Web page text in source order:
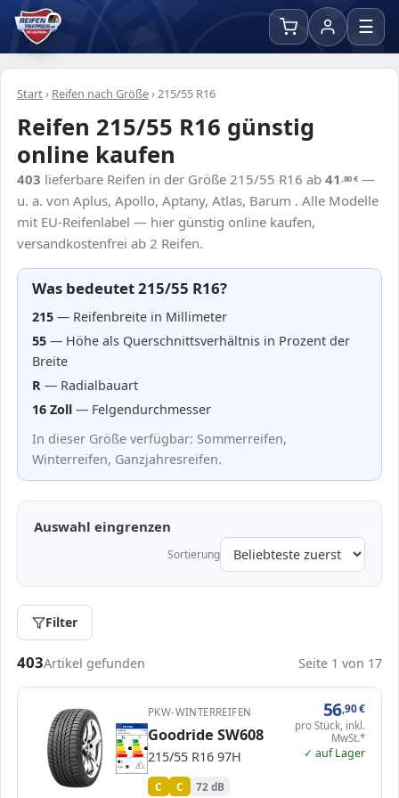
☰
Start› Reifen nach Größe›215/55 R16
Reifen 215/55 R16 günstig
online kaufen
403 lieferbare Reifen in der Größe 215/55 R16 ab 41,80€ —
u. a. von Aplus, Apollo, Aptany, Atlas, Barum . Alle Modelle
mit EU-Reifenlabel — hier günstig online kaufen,
versandkostenfrei ab 2 Reifen.
Was bedeutet 215/55 R16?
215 — Reifenbreite in Millimeter
55 — Höhe als Querschnittsverhältnis in Prozent der
Breite
R — Radialbauart
16 Zoll — Felgendurchmesser
In dieser Größe verfügbar: Sommerreifen,
Winterreifen, Ganzjahresreifen.
Auswahl eingrenzen
Sortierung
Filter
Passende Reifen in 215/55 R16
403Artikel gefunden Seite 1 von 17
ENERG 453959
Goodride GS603
215/55 R16 97H C1
A
B
C C
D
E
A
B
C C
D
E
72 dB
PKW-WINTERREIFEN
Goodride SW608
215/55 R16 97H
C C 72 dB
56,90€
pro Stück, inkl.
MwSt.*
✓ auf Lager